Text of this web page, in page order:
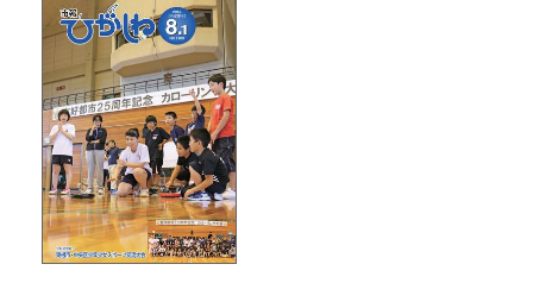
このサイトについて
ご利用ガイド
よくある質問
サイトマップ